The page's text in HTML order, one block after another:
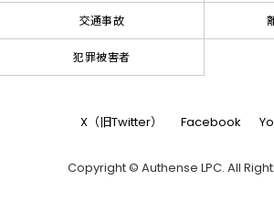
交通事故
犯罪被害者
X（旧Twitter） Facebook
Copyright © Authense LPC. All